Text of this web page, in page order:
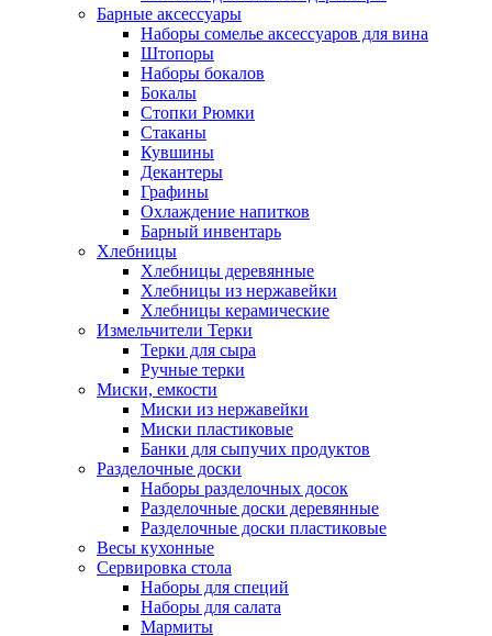
Барные аксессуары
Наборы сомелье аксессуаров для вина
Штопоры
Наборы бокалов
Бокалы
Стопки Рюмки
Стаканы
Кувшины
Декантеры
Графины
Охлаждение напитков
Барный инвентарь
Хлебницы
Хлебницы деревянные
Хлебницы из нержавейки
Хлебницы керамические
Измельчители Терки
Терки для сыра
Ручные терки
Миски, емкости
Миски из нержавейки
Миски пластиковые
Банки для сыпучих продуктов
Разделочные доски
Наборы разделочных досок
Разделочные доски деревянные
Разделочные доски пластиковые
Весы кухонные
Сервировка стола
Наборы для специй
Наборы для салата
Мармиты